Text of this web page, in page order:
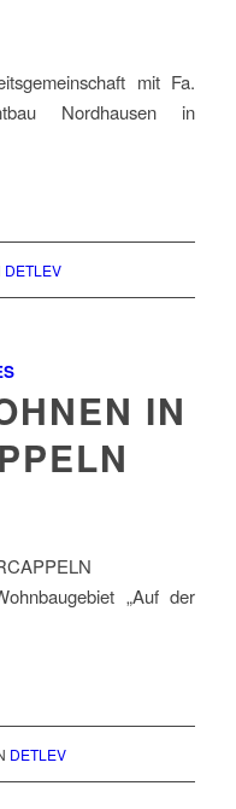
mit Fa.
Nordhausen in
DETLEV
IN
„Auf der
DETLEV